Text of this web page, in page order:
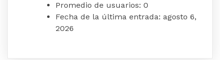
Promedio de usuarios: 0
Fecha de la última entrada: agosto 6,
2026